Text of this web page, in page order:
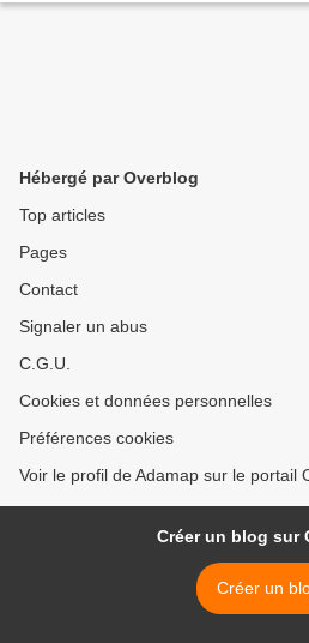
Hébergé par Overblog
Top articles
Pages
Contact
Signaler un abus
C.G.U.
Cookies et données personnelles
Préférences cookies
Voir le profil de Adamap sur le portail
Créer un blog sur
Créer un